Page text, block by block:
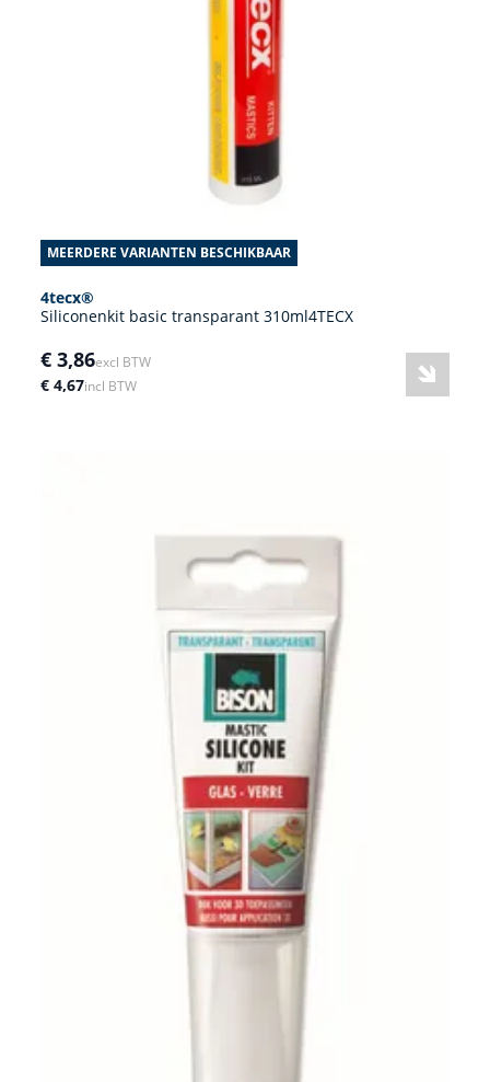
MEERDERE VARIANTEN BESCHIKBAAR
4tecx®
Siliconenkit basic transparant 310ml4TECX
€ 3,86excl BTW
€ 4,67incl BTW